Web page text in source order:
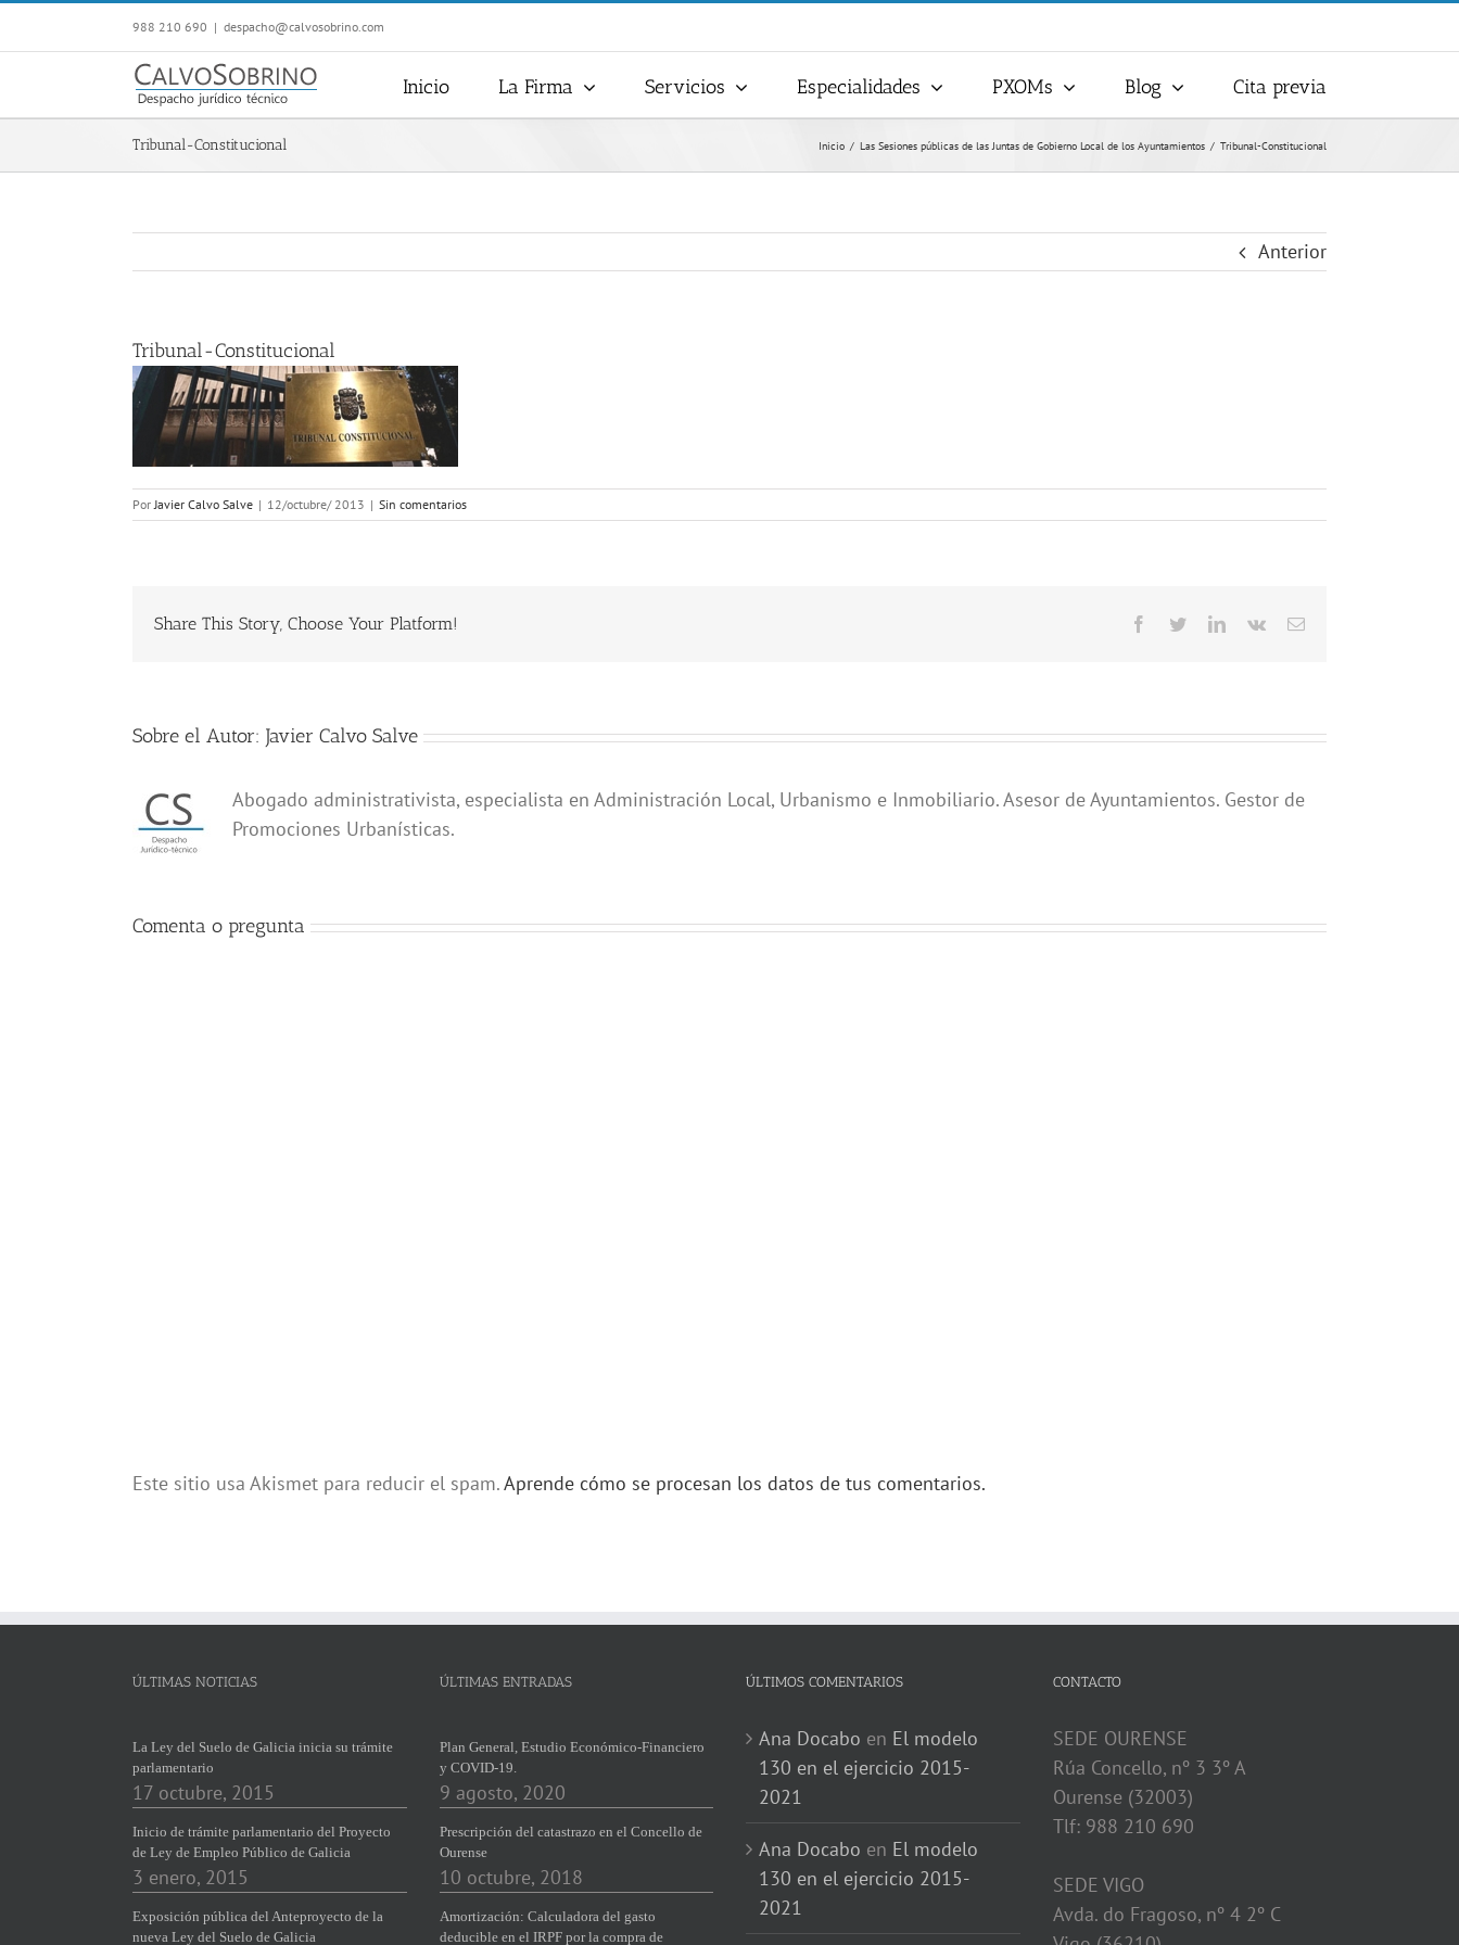
988 210 690 | despacho@calvosobrino.com
Inicio La Firma Servicios Especialidades PXOMs Blog Cita previa
Tribunal-Constitucional Inicio Las Sesiones públicas de las Juntas de Gobierno Local de los Ayuntamientos Tribunal-Constitucional
Anterior
Tribunal-Constitucional
PorJavier Calvo Salve | 12/octubre/ 2013 | Sin comentarios
Share This Story, Choose Your Platform! Facebook
TwitterLinkedIn
Vk
Correo
Sobre el Autor: Javier Calvo Salve
Abogado administrativista, especialista en Administración Local, Urbanismo e Inmobiliario. Asesor de Ayuntamientos. Gestor de
Promociones Urbanísticas.
Comenta o pregunta
Este sitio usa Akismet para reducir el spam.Aprende cómo se procesan los datos de tus comentarios.
ÚLTIMAS NOTICIAS
La Ley del Suelo de Galicia inicia su trámite
parlamentario
17 octubre, 2015
Inicio de trámite parlamentario del Proyecto
de Ley de Empleo Público de Galicia
3 enero, 2015
Exposición pública del Anteproyecto de la
nueva Ley del Suelo de Galicia
ÚLTIMAS ENTRADAS
Plan General, Estudio Económico-Financiero
y COVID-19.
9 agosto, 2020
Prescripción del catastrazo en el Concello de
Ourense
10 octubre, 2018
Amortización: Calculadora del gasto
deducible en el IRPF por la compra de
ÚLTIMOS COMENTARIOS
Ana Docabo en El modelo
130 en el ejercicio 2015-
2021
Ana Docabo en El modelo
130 en el ejercicio 2015-
2021
CONTACTO
SEDE OURENSE
Rúa Concello, nº 3 3º A
Ourense (32003)
Tlf: 988 210 690
SEDE VIGO
Avda. do Fragoso, nº 4 2º C